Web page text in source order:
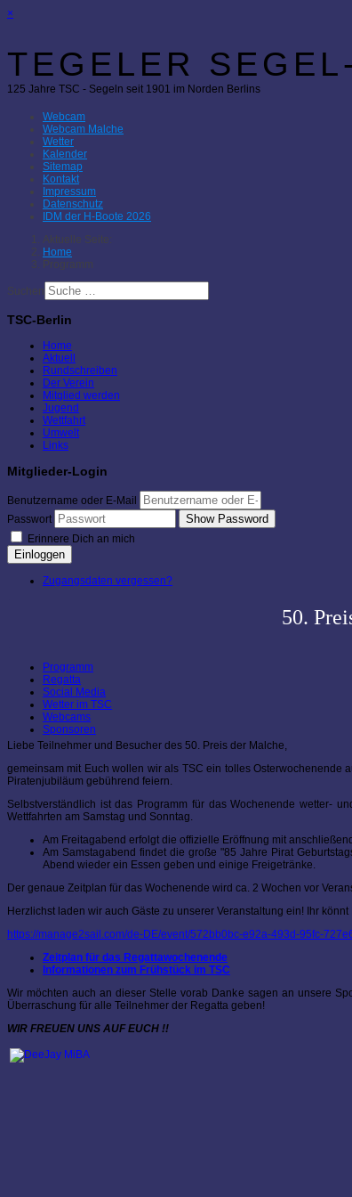
×
TEGELER
125 Jahre TSC - Segeln seit 1901 im Norden Berlins
Webcam
Webcam Malche
Wetter
Kalender
Sitemap
Kontakt
Impressum
Datenschutz
IDM der H-Boote 2026
Aktuelle Seite:
Home
Programm
Suchen
TSC-Berlin
Home
Aktuell
Rundschreiben
Der Verein
Mitglied werden
Jugend
Wettfahrt
Umwelt
Links
Mitglieder-Login
Benutzername oder E-Mail
Passwort
Show Password
Erinnere Dich an mich
Einloggen
Zugangsdaten vergessen?
50.
Programm
Regatta
Social Media
Wetter im TSC
Webcams
Sponsoren
Liebe Teilnehmer und Besucher des 50. Preis der Malche,
gemeinsam mit Euch wollen wir als TSC ein tolles
Piratenjubiläum gebührend feiern.
Selbstverständlich ist das Programm für das Wochenende wetter-
Wettfahrten am Samstag und Sonntag.
Am Freitagabend erfolgt die offizielle Eröffnung mit
Am Samstagabend findet die große "85 Jahre Pirat
Abend wieder ein Essen geben und einige Freigetränke.
Der genaue Zeitplan für das Wochenende wird ca. 2 Wochen vor
Herzlichst laden wir auch Gäste zu unserer Veranstaltung ein! Ihr
https://manage2sail.com/de-DE/event/572bb0bc-e92a-493d-95fc-
Zeitplan für das Regattawochenende
Informationen zum Frühstück im TSC
Wir möchten auch an dieser Stelle vorab Danke sagen an unsere
Überraschung für alle Teilnehmer der Regatta geben!
WIR FREUEN UNS AUF EUCH !!